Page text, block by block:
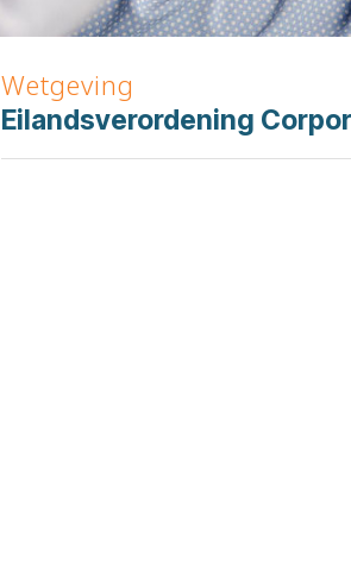
Wetgeving
Eilandsverordening